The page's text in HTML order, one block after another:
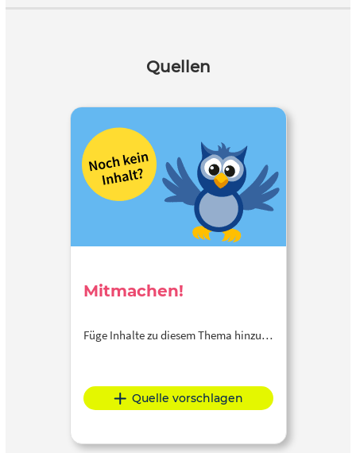
Quellen
Mitmachen!
Füge Inhalte zu diesem Thema hinzu…
Quelle vorschlagen